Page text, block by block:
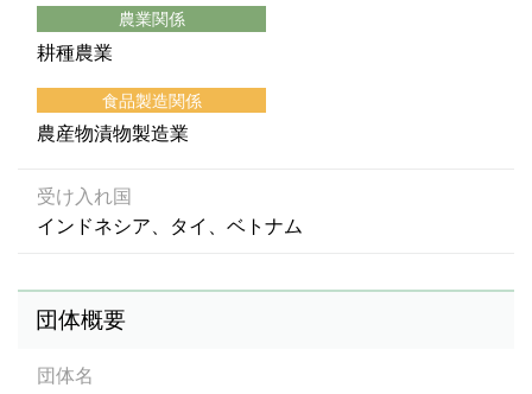
農業関係
耕種農業
食品製造関係
農産物漬物製造業
受け入れ国
インドネシア、タイ、ベトナム
団体概要
団体名